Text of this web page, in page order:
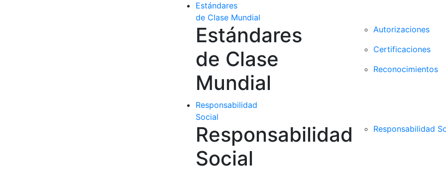
Estándares
de Clase Mundial
Estándares
de Clase
Mundial
Autorizaciones
Certificaciones
Reconocimientos
Responsabilidad
Social
Responsabilidad
Social
Responsabilidad